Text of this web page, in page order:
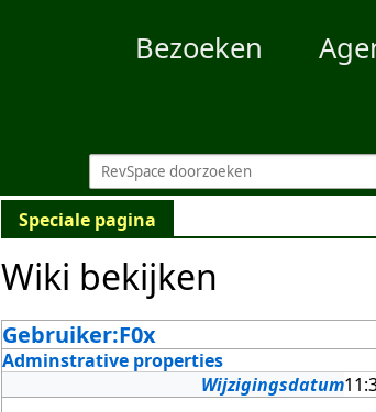
Bezoeken
Speciale pagina
Wiki bekijken
Gebruiker:F0x
Adminstrative properties
Wijzigingsdatum